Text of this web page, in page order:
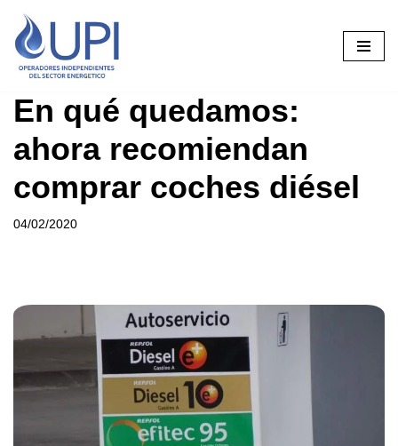
Saltar
al
En qué quedamos:
ahora recomiendan
comprar coches diésel
04/02/2020